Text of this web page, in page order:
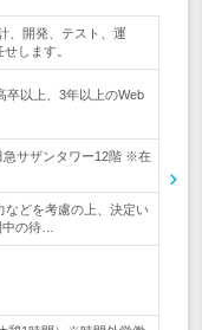
、開発、テスト、運
します。
卒以上、3年以上のWeb
急サザンタワー12階 ※在
などを考慮の上、決定い
の待…